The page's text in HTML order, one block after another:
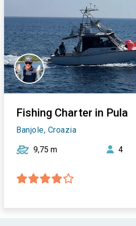
Fishing Charter in Pula
Banjole, Croazia
9,75 m 4